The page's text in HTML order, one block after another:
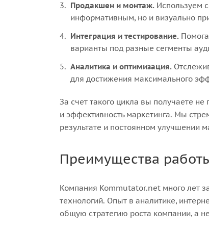
Продакшен и монтаж. Используем
информативным, но и визуально
Интеграция и тестирование.
варианты под разные сегменты
Аналитика и оптимизация.
для достижения максимального
За счет такого цикла вы получаете
и эффективность маркетинга. Мы
результате и постоянном улучшении
Преимущества
Компания Kommutator.net много лет
технологий. Опыт в аналитике,
общую стратегию роста компании, а